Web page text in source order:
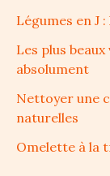
Légumes en J
Les plus
absolument
Nettoyer une
naturelles
Omelette à la